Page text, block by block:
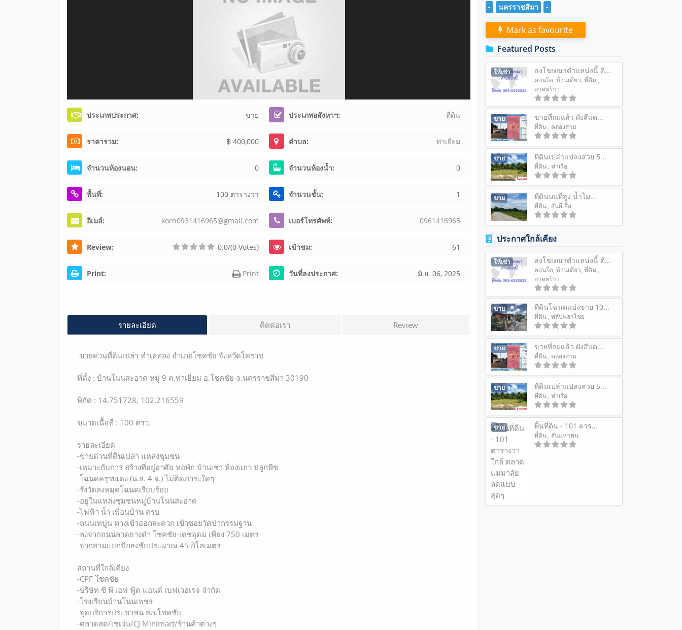
ประเภทประกาศ: ขาย ประเภทอสังหาฯ: ที่ดิน
ราคารวม: ฿ 400,000 ตำบล: ท่าเยี่ยม
จำนวนห้องนอน: 0 จำนวนห้องน้ำ: 0
พื้นที่: 100 ตารางวา จำนวนชั้น: 1
อีเมล์: korn093141 6965@gmail.com เบอร์โทรศัพท์: 096141 6965
Review: 0.0/(0 Votes) เข้าชม: 61
Print: Print วันที่ลงประกาศ: มิ.ย. 06, 2025
รายละเอียด ติดต่อเรา Review
ขายด่วนที่ดินเปล่า ทำเลทอง อำเภอโชคชัย จังหวัดโคราช
ที่ตั้ง : บ้านโนนสะอาด หมู่ 9 ต.ท่าเยี่ยม อ.โชคชัย จ.นครราชสีมา 30190
พิกัด : 14.751728, 102.216559
ขนาดเนื้อที่ : 100 ตรว.
รายละเอียด
-ขายด่วนที่ดินเปล่า แหล่งชุมชน
-เหมาะกับการ สร้างที่อยู่อาศัย หอพัก บ้านเช่า ห้องแถว ปลูกพืช
-โฉนดครุฑแดง (น.ส. 4 จ.) ไม่ติดภาระใดๆ
-รังวัดลงหมุดโฉนดเรียบร้อย
-อยู่ในแหล่งชุมชนหมู่บ้านโนนสะอาด
-ไฟฟ้า น้ำ เพื่อนบ้าน ครบ
-ถนนเทปูน ทางเข้าออกสะดวก เข้าซอยวัดป่ากรรมฐาน
-ลงจากถนนลาดยางดำ โชคชัย-เดชอุดม เพียง 750 เมตร
-จากสามแยกปักธงชัยประมาณ 45 กิโลเมตร
สถานที่ใกล้เคียง
-CPF โชคชัย
-บริษัท ซี พี เอฟ ฟู้ด แอนด์ เบฟเวอเรจ จำกัด
-โรงเรียนบ้านโนนเพชร
-จุดบริการประชาชน สภ.โชคชัย
-ตลาดสด/เซเว่น/CJ Minimart/ร้านค้าต่างๆ
- นครราชสีมา -
Mark as favourite
Featured Posts
ให้เช่า ลงโฆษณาตำแหน่งนี้ ติ...
คอนโด, บ้านเดี่ยว, ที่ดิน ,
ลาดพร้าว
ขาย ขายที่ถมแล้ว ผังสีแด...
ที่ดิน , คลองสาม
ขาย ที่ดินเปล่าแปลงสวย 5...
ที่ดิน , ท่าเรือ
ขาย ที่ดินบนที่สูง น้ำไม...
ที่ดิน, สันผีเสื้อ
ประกาศใกล้เคียง
ให้เช่า ลงโฆษณาตำแหน่งนี้ ติ...
คอนโด, บ้านเดี่ยว, ที่ดิน ,
ลาดพร้าว
ขาย ที่ดินโฉนดแบ่งขาย 10...
ที่ดิน , พลับพลาไชย
ขาย ขายที่ถมแล้ว ผังสีแด...
ที่ดิน , คลองสาม
ขาย ที่ดินเปล่าแปลงสวย 5...
ที่ดิน , ท่าเรือ
ขาย พื้นที่ดิน - 101 ตาร...
ที่ดิน, สันมหาพน